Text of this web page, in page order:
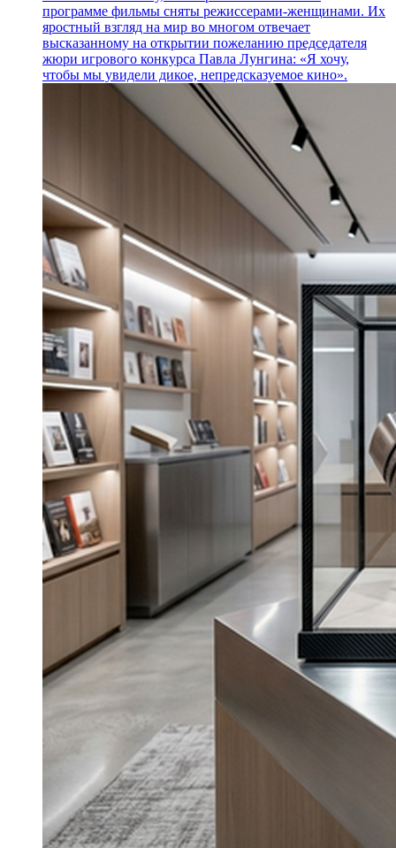
программе фильмы сняты режиссерами-женщинами. Их
яростный взгляд на мир во многом отвечает
высказанному на открытии пожеланию председателя
жюри игрового конкурса Павла Лунгина: «Я хочу,
чтобы мы увидели дикое, непредсказуемое кино».